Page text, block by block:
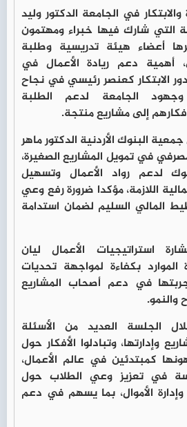
والابتكار في الجامعة الدكتور وليد
التي شارك فيها خبراء ومهتمون
أعضاء هيئة تدريسية وطلبة
أهمية دعم ريادة الأعمال في
الابتكار كعنصر رئيسي في نجاح
وجهود الجامعة لدعم الطلبة
إلى مشاريع منتجة.
البنوك الأردنية الدكتور ماهر
في تمويل المشاريع الصغيرة،
لدعم رواد الأعمال وتسهيل
اللازمة، مؤكدا ضرورة رفع وعي
المالي السليم لضمان استدامة
استراتيجيات الأعمال ليان
الموارد بكفاءة لمواجهة تحديات
في دعم أصحاب المشاريع
والنمو.
الجلسة العديد من الأسئلة
وإدارتها، وتبادلوا الأفكار حول
كمبتدئين في عالم الأعمال،
في تعزيز وعي الطلاب حول
وإدارة الأموال، بما يسهم في دعم